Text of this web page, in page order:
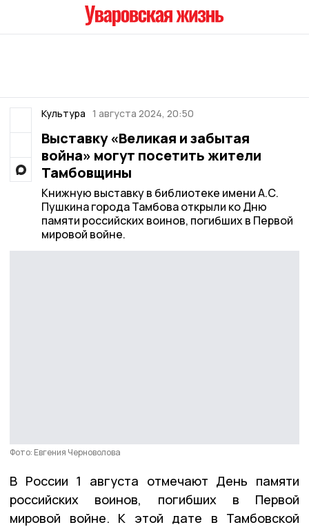
Культура 1 августа 2024, 20:50
Выставку «Великая и забытая
война» могут посетить жители
Тамбовщины
Книжную выставку в библиотеке имени А.С.
Пушкина города Тамбова открыли ко Дню
памяти российских воинов, погибших в Первой
мировой войне.
Фото: Евгения Черноволова
В России 1 августа отмечают День памяти
российских воинов, погибших в Первой
мировой войне. К этой дате в Тамбовской